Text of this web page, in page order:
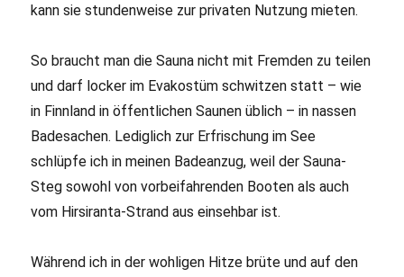
kann sie stundenweise zur privaten Nutzung mieten.
So braucht man die Sauna nicht mit Fremden zu teilen
und darf locker im Evakostüm schwitzen statt – wie
in Finnland in öffentlichen Saunen üblich – in nassen
Badesachen. Lediglich zur Erfrischung im See
schlüpfe ich in meinen Badeanzug, weil der Sauna-
Steg sowohl von vorbeifahrenden Booten als auch
vom Hirsiranta-Strand aus einsehbar ist.
Während ich in der wohligen Hitze brüte und auf den